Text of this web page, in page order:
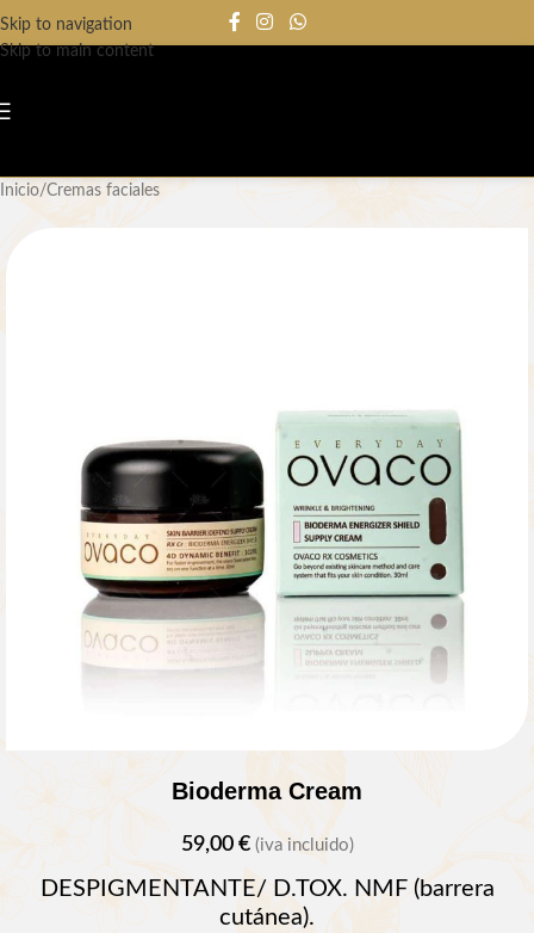
Skip to navigation
Skip to main content
Inicio/Cremas faciales
Bioderma Cream
59,00 € (iva incluido)
DESPIGMENTANTE/ D.TOX. NMF (barrera
cutánea).